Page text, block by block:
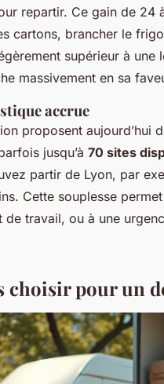
repartir. Ce gain de 24
cartons, brancher le
supérieur à
massivement en sa
accrue
proposent aujourd’hui
jusqu’à 70 sites
partir de Lyon, par
Cette souplesse
travail, ou à une
choisir pour un